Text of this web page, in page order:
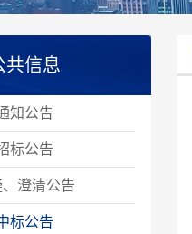
共信息
知公告
城市安全生产、防灾
传项目招标公告
术产业开发区第一中
权项目招标公告
术产业开发区第一中
标公告
区建设发展有限公司
程设计单位服务资
区建设发展有限公司
澄清公告
国语学校物业（保
标公告